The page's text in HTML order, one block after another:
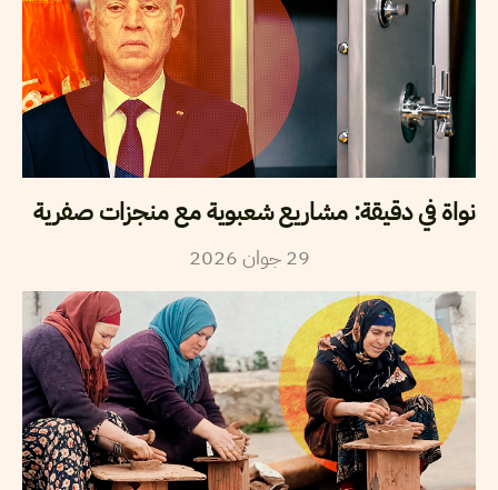
نواة في دقيقة: مشاريع شعبوية مع منجزات صفرية
29 جوان2026